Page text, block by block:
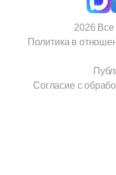
2026
Политика в
Согласие с